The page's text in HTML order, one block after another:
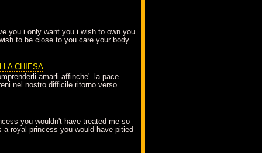
you i only want you i wish to own you
to be close to you care your body
CHIESA
amarli affinche' la pace
nel nostro difficile ritorno verso
you wouldn't have treated me so
a royal princess you would have pitied